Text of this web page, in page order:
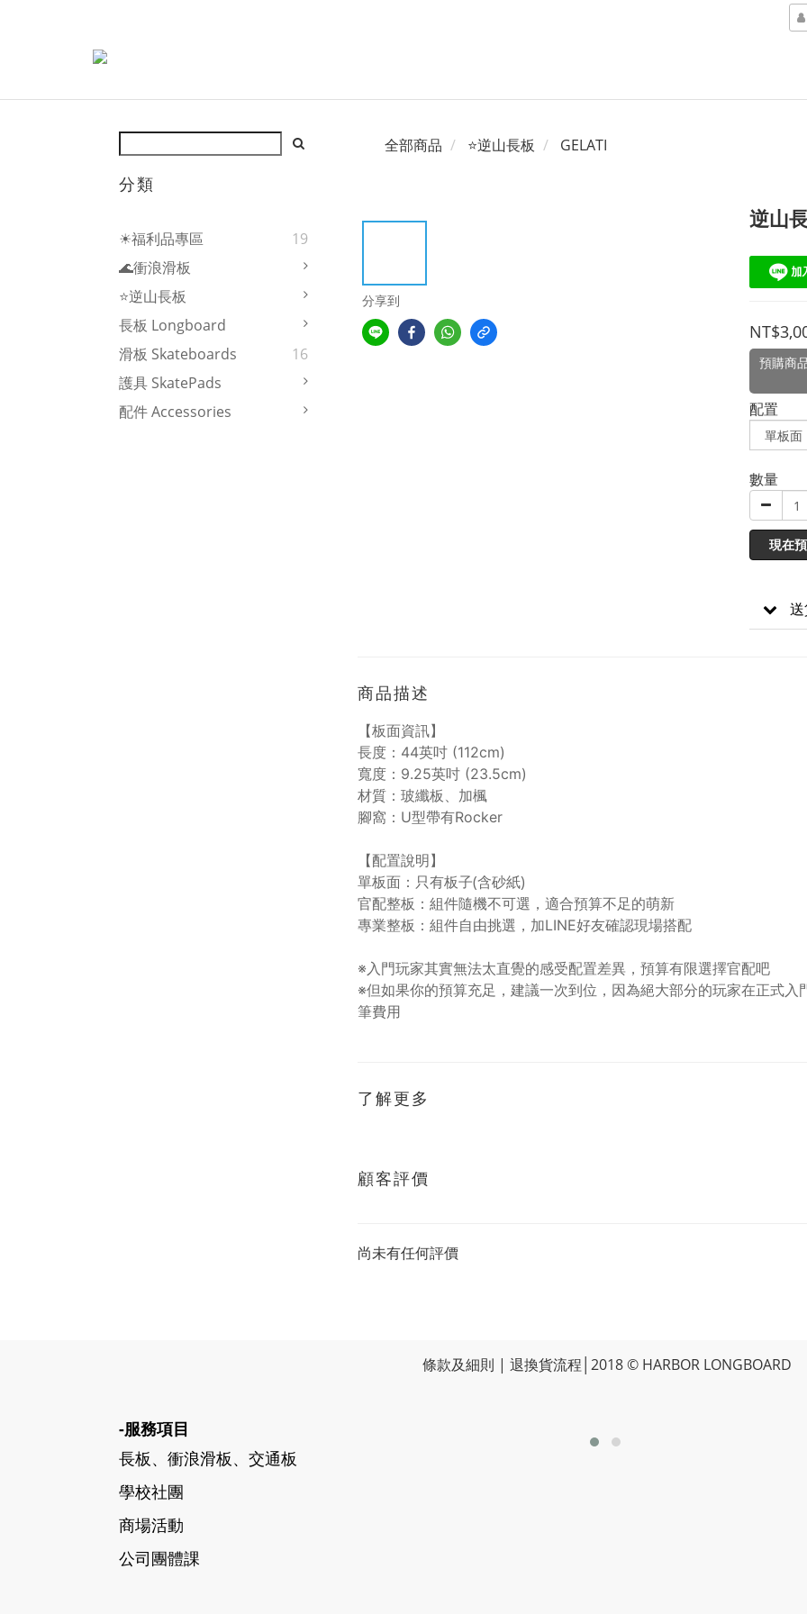
分類
☀福利品專區
19
🌊衝浪滑板
⭐逆山長板
長板 Longboard
滑板 Skateboards
16
護具 SkatePads
配件 Accessories
全部商品 ⭐逆山長板 GELATI
分享到
逆山
預購商
配置
數量
現在
商品描述
【板面資訊】
長度：44英吋 (112cm)
寬度：9.25英吋 (23.5cm)
材質：玻纖板、加楓
腳窩：U型帶有Rocker
【配置說明】
單板面：只有板子(含砂紙)
官配整板：組件隨機不可選，適合預算不足的萌新
專業整板：組件自由挑選，加LINE好友確認現場搭配
※入門玩家其實無法太直覺的感受配置差異，預算有限選擇官配吧
※但如果你的預算充足，建議一次到位，因為絕大部分的玩家在正式
筆費用
了解更多
顧客評價
尚未有任何評價
條款及細則 | 退換貨流程 │2018 © HARBOR LONGBOARD
-服務項目
長板、衝浪滑板、交通板
學校社團
商場活動
公司團體課